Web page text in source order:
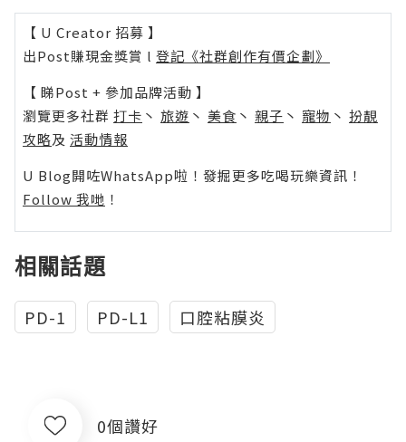
【 U Creator 招募 】
出Post賺現金獎賞 l 登記《社群創作有價企劃》
【 睇Post + 參加品牌活動 】
瀏覽更多社群 打卡 丶 旅遊 丶 美食 丶 親子 丶 寵物 丶 扮靚
攻略及 活動情報
U Blog開咗WhatsApp啦！發掘更多吃喝玩樂資訊！
Follow 我哋 ！
相關話題
PD-1 PD-L1 口腔粘膜炎
0個讚好